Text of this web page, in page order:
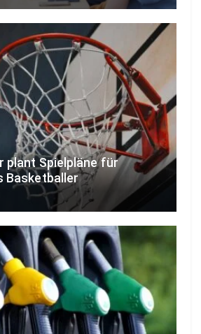
plant Spielpläne für
Basketballer